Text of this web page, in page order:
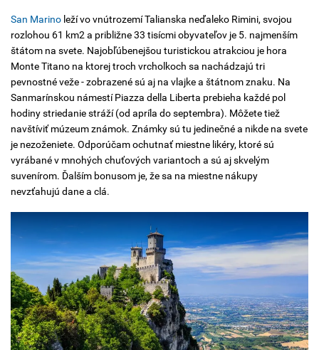
San Marino leží vo vnútrozemí Talianska neďaleko Rimini, svojou
rozlohou 61 km2 a približne 33 tisícmi obyvateľov je 5. najmenším
štátom na svete. Najobľúbenejšou turistickou atrakciou je hora
Monte Titano na ktorej troch vrcholkoch sa nachádzajú tri
pevnostné veže - zobrazené sú aj na vlajke a štátnom znaku. Na
Sanmarínskou námestí Piazza della Liberta prebieha každé pol
hodiny striedanie stráží (od apríla do septembra). Môžete tiež
navštíviť múzeum známok. Známky sú tu jedinečné a nikde na svete
je nezoženiete. Odporúčam ochutnať miestne likéry, ktoré sú
vyrábané v mnohých chuťových variantoch a sú aj skvelým
suvenírom. Ďalším bonusom je, že sa na miestne nákupy
nevzťahujú dane a clá.